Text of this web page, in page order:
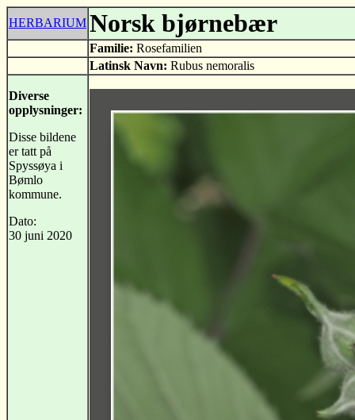
HERBARIUM Norsk bjørnebær
Familie: Rosefamilien
Latinsk Navn: Rubus nemoralis
Diverse
opplysninger:
Disse bildene
er tatt på
Spyssøya i
Bømlo
kommune.
Dato:
30 juni 2020